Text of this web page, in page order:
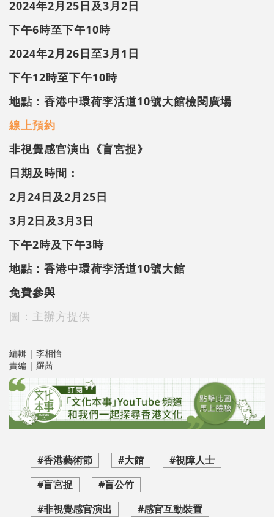
2024年2月25日及3月2日
下午6時至下午10時
2024年2月26日至3月1日
下午12時至下午10時
地點：香港中環荷李活道10號大館檢閱廣場
線上預約
非視覺感官演出《盲宮捉》
日期及時間：
2月24日及2月25日
3月2日及3月3日
下午2時及下午3時
地點：香港中環荷李活道10號大館
免費參與
圖：主辦方提供
編輯 | 李相怡
責編 | 羅茜
#香港藝術節 #大館
#視障人士
#盲宮捉
#盲公竹
#非視覺感官演出
#感官互動裝置